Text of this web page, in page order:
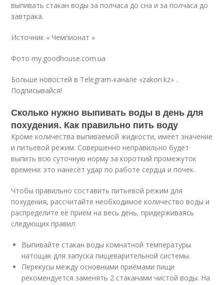
выпивать стакан воды за полчаса до сна и за полчаса до
завтрака.
Источник « Чемпионат »
Фото my.goodhouse.com.ua
Больше новостей в Telegram-канале «zakon.kz» .
Подписывайся!
Сколько нужно выпивать воды в день для
похудения. Как правильно пить воду
Кроме количества выпиваемой жидкости, имеет значение
и питьевой режим. Совершенно неправильно будет
выпить всю суточную норму за короткий промежуток
времени: это нанесёт удар по работе сердца и почек.
Чтобы правильно составить питьевой режим для
похудения, рассчитайте необходимое количество воды и
распределите её приём на весь день, придерживаясь
следующих правил:
Выпивайте стакан воды комнатной температуры
натощак для запуска пищеварительной системы.
Перекусы между основными приёмами пищи
рекомендуется заменять 2 стаканами чистой воды. На